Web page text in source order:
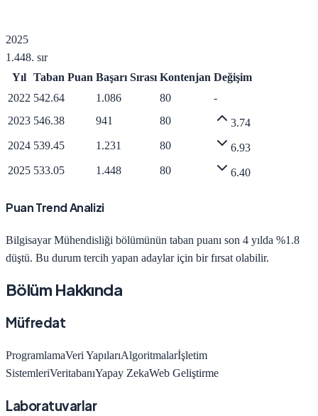
2025
1.448. sır
Yıl Taban Puan Başarı Sırası Kontenjan Değişim
2022 542.64 1.086 80
-
2023 546.38 941 80
3.74
2024 539.45 1.231 80
6.93
2025 533.05 1.448 80 6.40
Puan Trend Analizi
Bilgisayar Mühendisliği bölümünün taban puanı son 4 yılda %1.8
düştü. Bu durum tercih yapan adaylar için bir fırsat olabilir.
Bölüm Hakkında
Müfredat
ProgramlamaVeri YapılarıAlgoritmalarİşletim
SistemleriVeritabanıYapay ZekaWeb Geliştirme
Laboratuvarlar